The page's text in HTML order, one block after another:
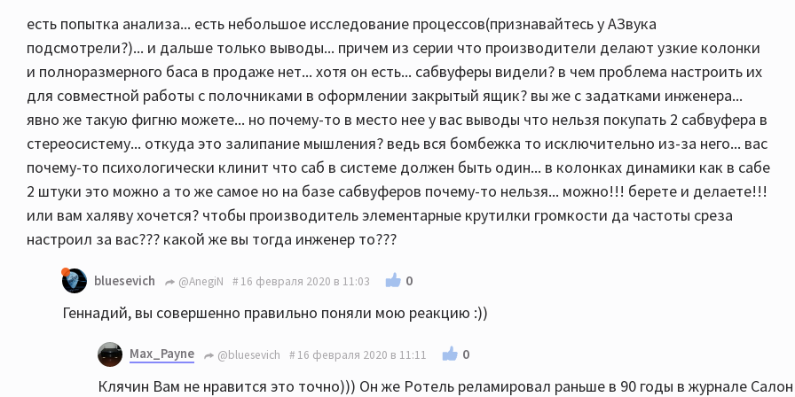
есть попытка анализа... есть небольшое исследование процессов(признавайтесь у АЗвука
подсмотрели?)... и дальше только выводы... причем из серии что производители делают узкие колонки
и полноразмерного баса в продаже нет... хотя он есть... сабвуферы видели? в чем проблема настроить их
для совместной работы с полочниками в оформлении закрытый ящик? вы же с задатками инженера...
явно же такую фигню можете... но почему-то в место нее у вас выводы что нельзя покупать 2 сабвуфера в
стереосистему... откуда это залипание мышления? ведь вся бомбежка то исключительно из-за него... вас
почему-то психологически клинит что саб в системе должен быть один... в колонках динамики как в сабе
2 штуки это можно а то же самое но на базе сабвуферов почему-то нельзя... можно!!! берете и делаете!!!
или вам халяву хочется? чтобы производитель элементарные крутилки громкости да частоты среза
настроил за вас??? какой же вы тогда инженер то???
bluesevich @AnegiN 16 февраля 2020 в 11:03 0
Геннадий, вы совершенно правильно поняли мою реакцию :))
Max_Payne @bluesevich 16 февраля 2020 в 11:11 0
Клячин Вам не нравится это точно))) Он же Ротель реламировал раньше в 90 годы в журнале Салон